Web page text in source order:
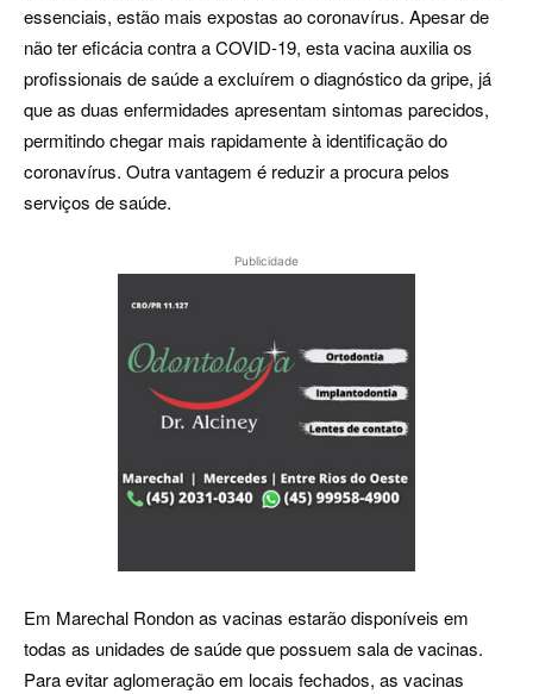
essenciais, estão mais expostas ao coronavírus. Apesar de
não ter eficácia contra a COVID-19, esta vacina auxilia os
profissionais de saúde a excluírem o diagnóstico da gripe, já
que as duas enfermidades apresentam sintomas parecidos,
permitindo chegar mais rapidamente à identificação do
coronavírus. Outra vantagem é reduzir a procura pelos
serviços de saúde.
Publicidade
Em Marechal Rondon as vacinas estarão disponíveis em
todas as unidades de saúde que possuem sala de vacinas.
Para evitar aglomeração em locais fechados, as vacinas